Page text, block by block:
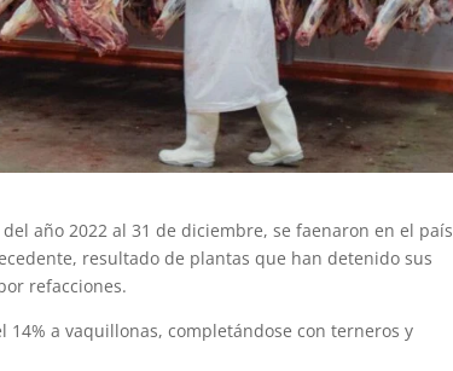
año 2022 al 31 de diciembre, se faenaron en el país
resultado de plantas que han detenido sus
refacciones.
14% a vaquillonas, completándose con terneros y